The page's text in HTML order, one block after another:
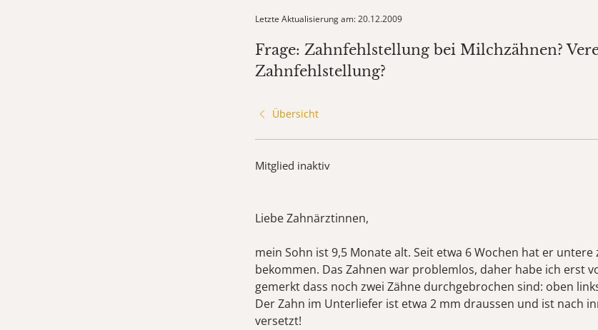
Letzte Aktualisierung am: 20.12.2009
Frage: Zahnfehlstellung bei Milchzähnen?
Zahnfehlstellung?
Übersicht
Mitglied inaktiv
Liebe Zahnärztinnen,
mein Sohn ist 9,5 Monate alt. Seit etwa 6 Wochen hat er untere
bekommen. Das Zahnen war problemlos, daher habe ich erst
gemerkt dass noch zwei Zähne durchgebrochen sind: oben
Der Zahn im Unterliefer ist etwa 2 mm draussen und ist nach
versetzt!